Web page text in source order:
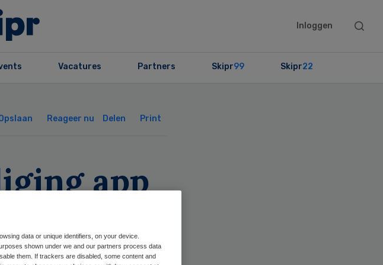
Inloggen
Search
Vacatures Partners Skipr99 Skipr22
Reageer nu Delen Print
app
data or unique identifiers, on your device.
shown under we and our partners process data
them. If trackers are disabled, some content and